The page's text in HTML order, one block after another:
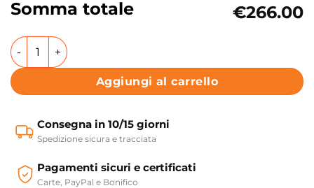
Somma totale €266.00
Lavabo da appoggio in ceramica 43x43 cm Collezione ON
Aggiungi al carrello
Consegna in 10/15 giorni
Spedizione sicura e tracciata
Pagamenti sicuri e certificati
Carte, PayPal e Bonifico